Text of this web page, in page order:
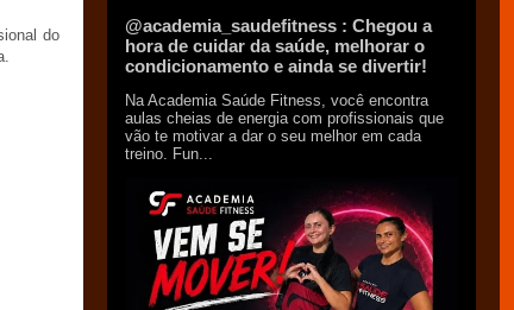
do
@academia_saudefitness : Chegou a
hora de cuidar da saúde, melhorar o
condicionamento e ainda se divertir!
Na Academia Saúde Fitness, você encontra
aulas cheias de energia com profissionais que
vão te motivar a dar o seu melhor em cada
treino. Fun...